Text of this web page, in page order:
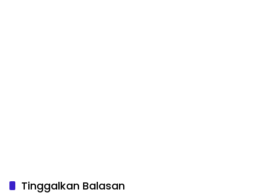
Tinggalkan Balasan